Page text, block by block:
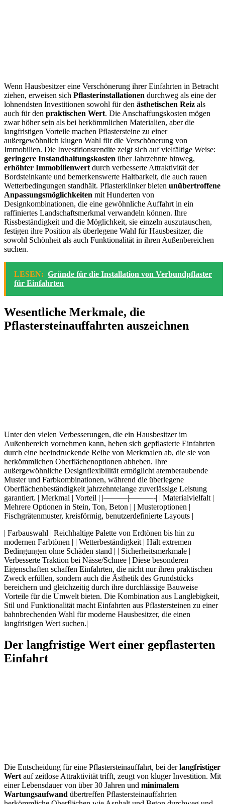
Wenn Hausbesitzer eine Verschönerung ihrer Einfahrten in Betracht
ziehen, erweisen sich Pflasterinstallationen durchweg als eine der
lohnendsten Investitionen sowohl für den ästhetischen Reiz als
auch für den praktischen Wert. Die Anschaffungskosten mögen
zwar höher sein als bei herkömmlichen Materialien, aber die
langfristigen Vorteile machen Pflastersteine zu einer
außergewöhnlich klugen Wahl für die Verschönerung von
Immobilien. Die Investitionsrendite zeigt sich auf vielfältige Weise:
geringere Instandhaltungskosten über Jahrzehnte hinweg,
erhöhter Immobilienwert durch verbesserte Attraktivität der
Bordsteinkante und bemerkenswerte Haltbarkeit, die auch rauen
Wetterbedingungen standhält. Pflasterklinker bieten unübertroffene
Anpassungsmöglichkeiten mit Hunderten von
Designkombinationen, die eine gewöhnliche Auffahrt in ein
raffiniertes Landschaftsmerkmal verwandeln können. Ihre
Rissbeständigkeit und die Möglichkeit, sie einzeln auszutauschen,
festigen ihre Position als überlegene Wahl für Hausbesitzer, die
sowohl Schönheit als auch Funktionalität in ihren Außenbereichen
suchen.
LESEN: Gründe für die Installation von Verbundpflaster
für Einfahrten
Wesentliche Merkmale, die
Pflastersteinauffahrten auszeichnen
Unter den vielen Verbesserungen, die ein Hausbesitzer im
Außenbereich vornehmen kann, heben sich gepflasterte Einfahrten
durch eine beeindruckende Reihe von Merkmalen ab, die sie von
herkömmlichen Oberflächenoptionen abheben. Ihre
außergewöhnliche Designflexibilität ermöglicht atemberaubende
Muster und Farbkombinationen, während die überlegene
Oberflächenbeständigkeit jahrzehntelange zuverlässige Leistung
garantiert. | Merkmal | Vorteil | |———|———-| | Materialvielfalt |
Mehrere Optionen in Stein, Ton, Beton | | Musteroptionen |
Fischgrätenmuster, kreisförmig, benutzerdefinierte Layouts |
| Farbauswahl | Reichhaltige Palette von Erdtönen bis hin zu
modernen Farbtönen | | Wetterbeständigkeit | Hält extremen
Bedingungen ohne Schäden stand | | Sicherheitsmerkmale |
Verbesserte Traktion bei Nässe/Schnee | Diese besonderen
Eigenschaften schaffen Einfahrten, die nicht nur ihren praktischen
Zweck erfüllen, sondern auch die Ästhetik des Grundstücks
bereichern und gleichzeitig durch ihre durchlässige Bauweise
Vorteile für die Umwelt bieten. Die Kombination aus Langlebigkeit,
Stil und Funktionalität macht Einfahrten aus Pflastersteinen zu einer
bahnbrechenden Wahl für moderne Hausbesitzer, die einen
langfristigen Wert suchen.|
Der langfristige Wert einer gepflasterten
Einfahrt
Die Entscheidung für eine Pflastersteinauffahrt, bei derlangfristiger
Wert auf zeitlose Attraktivität trifft, zeugt von kluger Investition. Mit
einer Lebensdauer von über 30 Jahren und minimalem
Wartungsaufwand übertreffen Pflastersteinauffahrten